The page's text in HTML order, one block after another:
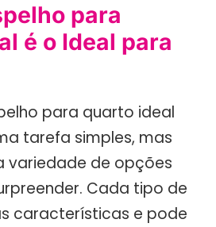
para
é o Ideal para
para quarto ideal
tarefa simples, mas
variedade de opções
Cada tipo de
características e pode